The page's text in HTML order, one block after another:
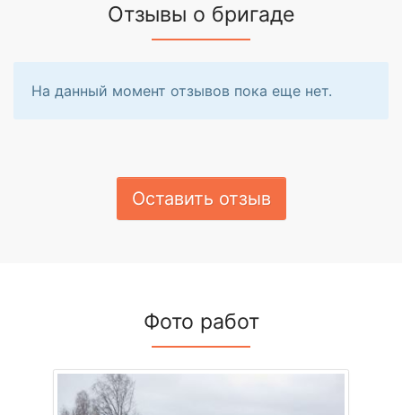
Отзывы о бригаде
На данный момент отзывов пока еще нет.
Оставить отзыв
Фото работ